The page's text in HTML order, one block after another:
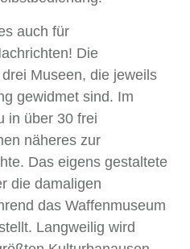
auch für
Die
Museen, die jeweils
gewidmet sind. Im
in über 30 frei
näheres zur
Das eigens gestaltete
die damaligen
das Waffenmuseum
Langweilig wird